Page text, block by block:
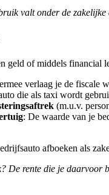
valt onder de zakelijke
geld of middels financial
verlaag je de fiscale
die als taxi wordt
(m.u.v.
: De waarde van je
afboeken als
De rente die je daarvoor